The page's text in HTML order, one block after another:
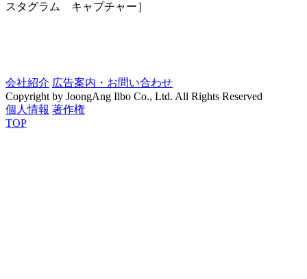
スタグラム キャプチャー］
会社紹介 広告案内・お問い合わせ
Copyright by JoongAng Ilbo Co., Ltd. All Rights Reserved
個人情報 著作権
TOP